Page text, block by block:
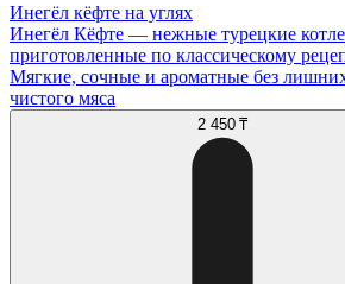
Инегёл кёфте на углях
Инегёл Кёфте — нежные турецкие
приготовленные по классическому
Мягкие, сочные и ароматные без
чистого мяса
2 450 ₸